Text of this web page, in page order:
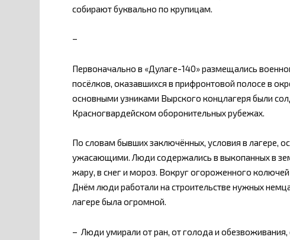
собирают буквально по крупицам.
–
Первоначально в «Дулаге-140» размещались
посёлков, оказавшихся в прифронтовой полосе в
основными узниками Вырского концлагеря были
Красногвардейском оборонительных рубежах.
По словам бывших заключённых, условия в лагере,
ужасающими. Люди содержались в выкопанных в
жару, в снег и мороз. Вокруг огороженного
Днём люди работали на строительстве нужных
лагере была огромной.
– Люди умирали от ран, от голода и